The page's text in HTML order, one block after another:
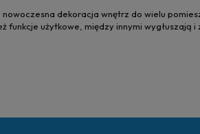
dekoracja wnętrz do wielu
funkcje użytkowe, między innymi wygłuszają